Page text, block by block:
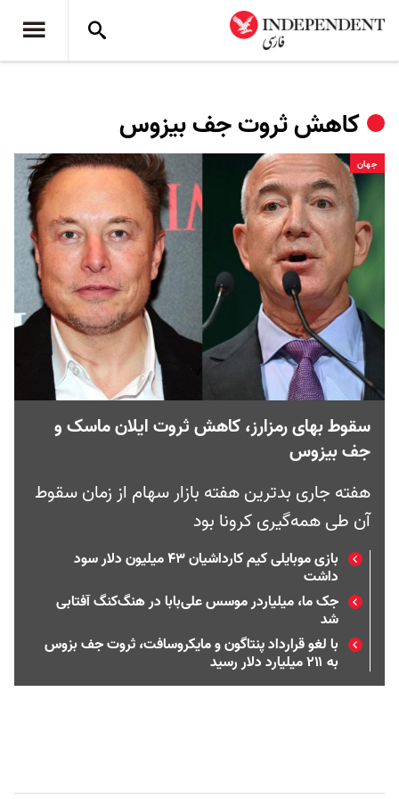
کاهش ثروت جف بیزوس
جهان
سقوط بهای رمزارز، کاهش ثروت ایلان ماسک و
جف بیزوس
هفته جاری بدترین هفته بازار سهام از زمان سقوط
آن طی همه‌گیری کرونا بود
بازی موبایلی کیم‌ کارداشیان ۴۳ میلیون دلار سود
داشت
جک ما، میلیاردر موسس علی‌بابا در هنگ‌کنگ آفتابی
شد
با لغو قرارداد پنتاگون و مایکروسافت، ثروت جف بزوس
به ۲۱۱ میلیارد دلار رسید